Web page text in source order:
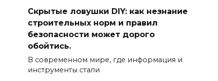
Скрытые ловушки DIY: как незнание
строительных норм и правил
безопасности может дорого
обойтись.
В современном мире, где информация и
инструменты стали